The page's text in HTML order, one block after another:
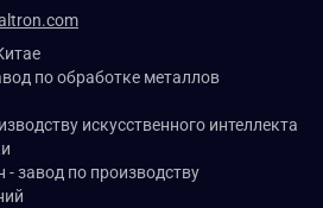
по обработке металлов
искусственного интеллекта
завод по производству